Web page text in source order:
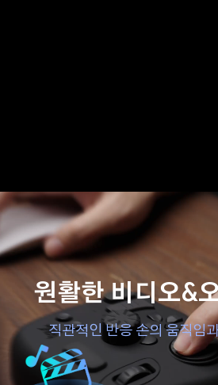
원활한 비디오&
직관적인 반응 손의 움직임